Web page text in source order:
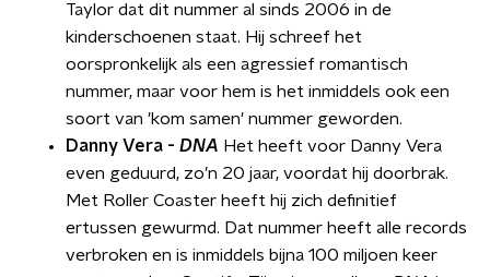
Taylor dat dit nummer al sinds 2006 in de
kinderschoenen staat. Hij schreef het
oorspronkelijk als een agressief romantisch
nummer, maar voor hem is het inmiddels ook een
soort van 'kom samen' nummer geworden.
Danny Vera - DNA Het heeft voor Danny Vera
even geduurd, zo’n 20 jaar, voordat hij doorbrak.
Met Roller Coaster heeft hij zich definitief
ertussen gewurmd. Dat nummer heeft alle records
verbroken en is inmiddels bijna 100 miljoen keer